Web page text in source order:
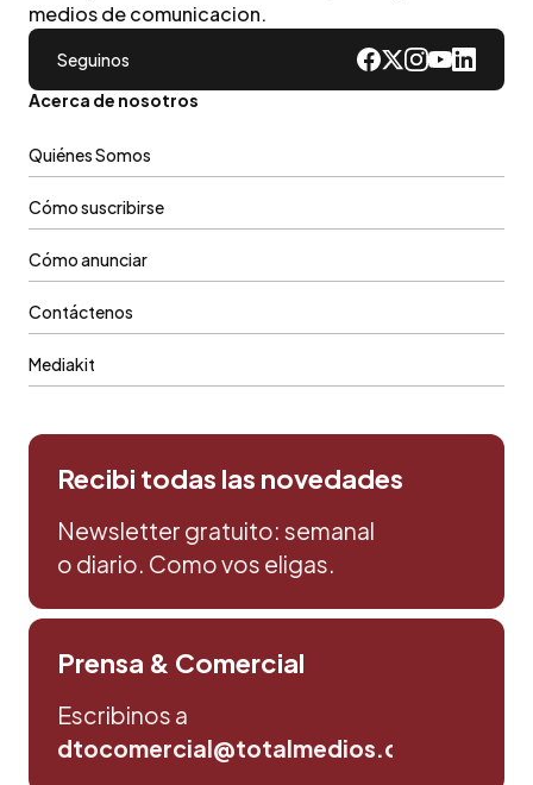
medios de comunicacion.
Seguinos
Acerca de nosotros
Quiénes Somos
Cómo suscribirse
Cómo anunciar
Contáctenos
Mediakit
Recibi todas las novedades
Newsletter gratuito: semanal
o diario. Como vos eligas.
Prensa & Comercial
Escribinos a
dtocomercial@totalmedios.com